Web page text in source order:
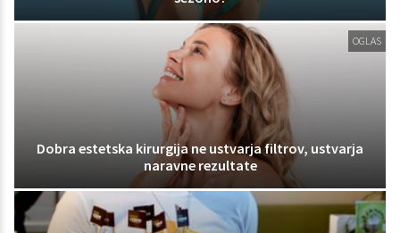
OGLAS
Dobra estetska kirurgija ne ustvarja filtrov, ustvarja
naravne rezultate